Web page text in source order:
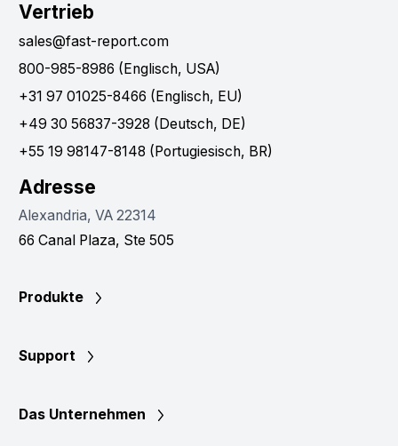
Vertrieb
sales@fast-report.com
800-985-8986 (Englisch, USA)
+31 97 01025-8466 (Englisch, EU)
+49 30 56837-3928 (Deutsch, DE)
+55 19 98147-8148 (Portugiesisch, BR)
Adresse
Alexandria, VA 22314
66 Canal Plaza, Ste 505
Produkte
Support
Das Unternehmen